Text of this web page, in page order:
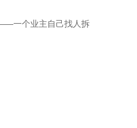
一个业主自己找人拆